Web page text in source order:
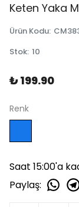
Keten Yaka
Ürün Kodu:
Stok: 10
₺ 199.90
Renk
Saat 15:00'a
Paylaş: